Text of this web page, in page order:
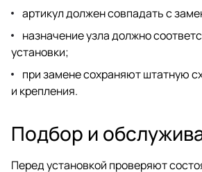
артикул должен совпадать с
назначение узла должно
установки;
при замене сохраняют штатную
и крепления.
Подбор и
Перед установкой проверяют